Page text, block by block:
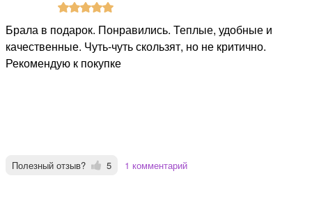
Брала в подарок. Понравились. Теплые, удобные и
качественные. Чуть-чуть скользят, но не критично.
Рекомендую к покупке
Полезный отзыв? 5 1 комментарий